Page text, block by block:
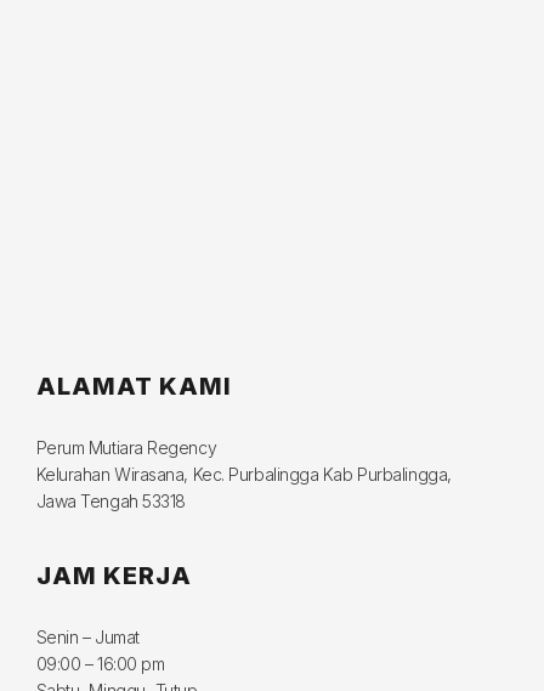
ALAMAT KAMI
Perum Mutiara Regency
Kelurahan Wirasana, Kec. Purbalingga Kab Purbalingga,
Jawa Tengah 53318
JAM KERJA
Senin – Jumat
09:00 – 16:00 pm